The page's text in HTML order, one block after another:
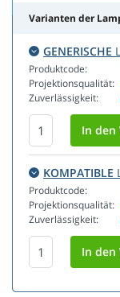
Varianten der
GENERISCHE
Produktcode:
Projektionsqualität:
Zuverlässigkeit:
KOMPATIBLE
Produktcode:
Projektionsqualität:
Zuverlässigkeit: